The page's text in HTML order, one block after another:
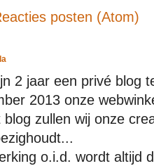
posten (Atom)
2 jaar een privé blog
2013 onze
blog zullen wij onze
o.i.d. wordt altijd